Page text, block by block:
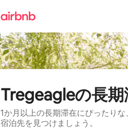
Tregeagleの長
1か月以上の長期滞在にぴったりな
宿泊先を見つけましょう。